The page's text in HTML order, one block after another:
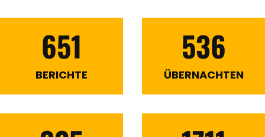
651
BERICHTE
536
ÜBERNACHTEN